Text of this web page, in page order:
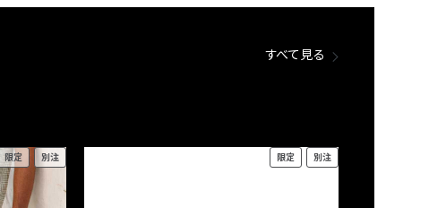
すべて見る
限定 別注 限定 別注